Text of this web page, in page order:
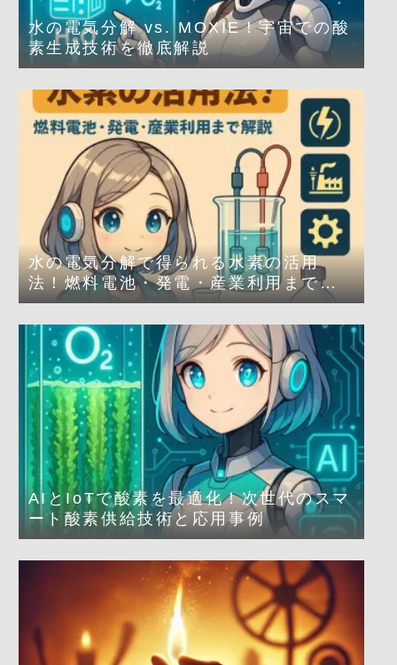
水の電気分解 vs. MOXIE！宇宙での酸
素生成技術を徹底解説
水の電気分解で得られる水素の活用
法！燃料電池・発電・産業利用まで解
説
AIとIoTで酸素を最適化！次世代のスマ
ート酸素供給技術と応用事例